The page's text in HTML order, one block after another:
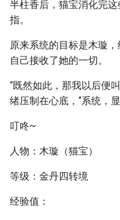
半柱香后，猫宝消化完
指。
原来系统的目标是木璇
自己接收了她的一切。
“既然如此，那我以后便
绪压制在心底，“系统，
叮咚~
人物：木璇（猫宝）
等级：金丹四转境
经验值：